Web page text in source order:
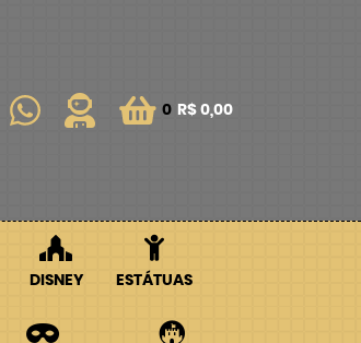
0 R$ 0,00
DISNEY ESTÁTUAS